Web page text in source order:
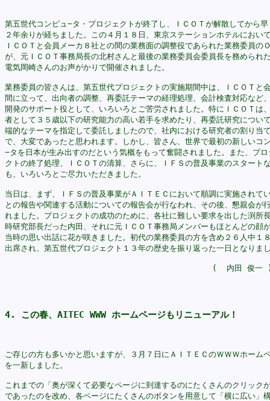
第五世代コンピュ−タ・プロジェクトが終了し、ＩＣＯＴが解散してから早
２年余りが経ちました。この４月１８日、東京ステーションホテルにおい
ＩＣＯＴと会員メーカ８社との間の業務面の調整役であられた業務委員の
が、元ＩＣＯＴ事務局長の北村さんと最後の業務委員会委員長を務められ
電気岡崎さんのお声がかりで開催されました。
業務委員の皆さんは、第五世代プロジェクトの実施期間中は、ＩＣＯＴと
間に立って、出向者の調整、再委託テーマの経理処理、会計検査対応など
開発のサポート役として、いろいろとご苦労されました。特にＩＣＯＴは
者として３５歳以下の研究能力の高い若手を求めたり、再委託研究につい
端的なテーマを指定して委託しましたので、社内における研究者の割り当
で、大変であったと思われます。しかし、皆さん、世界で最初の新しいコ
−タを日本が生み出すのだという気概をもって奮闘されました。また、プロ
クトの終了処理、ＩＣＯＴの清算、さらに、ＩＦＳの普及事業のスタート
も、いろいろとご尽力いただきました。
当日は、まず、ＩＦＳの普及事業がＡＩＴＥＣにおいて順調に実施されて
との報告や関連する活動についての報告会が行なわれ、その後、懇親会が
れました。プロジェクトの成功のために、各社に難しい要求を出した渕所
時研究部長だった内田、それに元ＩＣＯＴ事務局メンバーもほとんどの顔
当時の思い出話に花が咲きました。初代の業務委員の方を含め２６人中１
出席され、第五世代プロジェクト１３年の歴史を振り返った一日となりま
4. この春、AITEC WWW ホームページもリニューアル！
ご存じの方も多いかと思いますが、３月７日にＡＩＴＥＣのＷＷＷホーム
を一新しました。
これまでの「奥が深くて必要なページに到達するのにたくさんのクリック
であったのを改め、各ページにたくさんのボタンを用意して「横に広い」